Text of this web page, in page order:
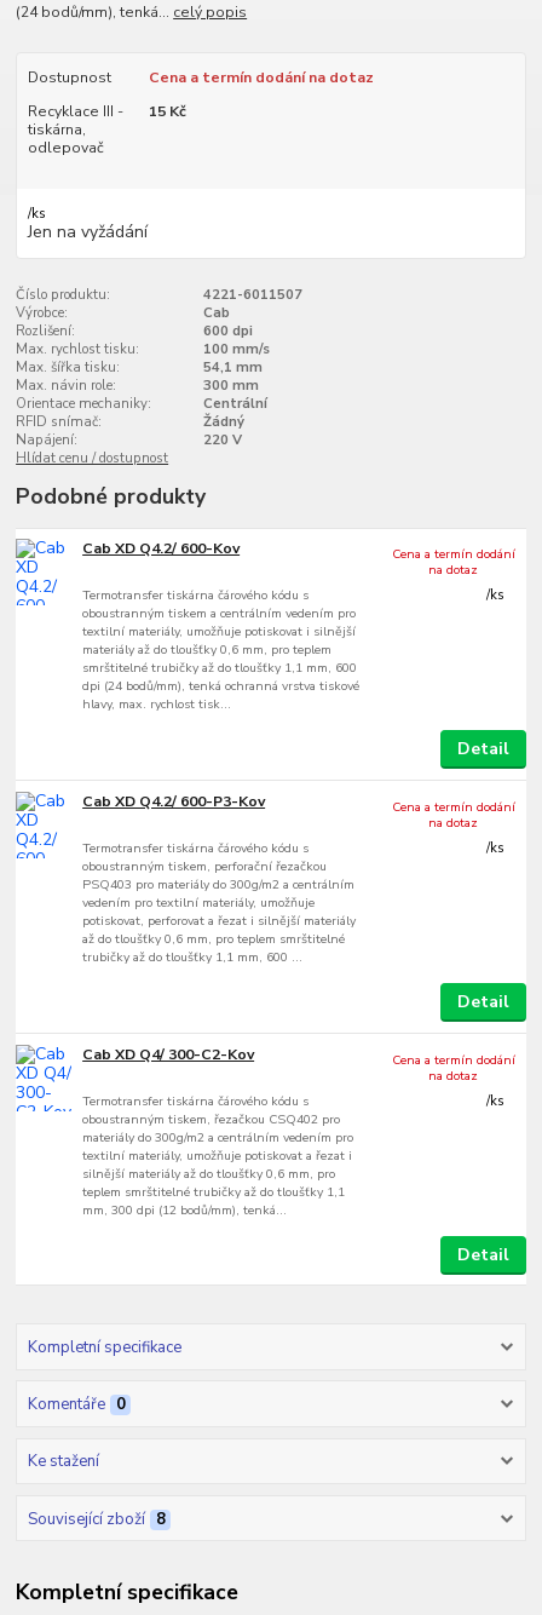
(24 bodů/mm), tenká... celý popis
Dostupnost
Cena a termín dodání na dotaz
Recyklace III -
tiskárna,
odlepovač
15 Kč
/ks
Jen na vyžádání
Číslo produktu:
4221-6011507
Výrobce:
Cab
Rozlišení:
600 dpi
Max. rychlost tisku:
100 mm/s
Max. šířka tisku:
54,1 mm
Max. návin role:
300 mm
Orientace mechaniky:
Centrální
RFID snímač:
Žádný
Napájení:
220 V
Hlídat cenu / dostupnost
Podobné produkty
Cab XD Q4.2/ 600-Kov
Termotransfer tiskárna čárového kódu s
oboustranným tiskem a centrálním vedením pro
textilní materiály, umožňuje potiskovat i silnější
materiály až do tloušťky 0,6 mm, pro teplem
smrštitelné trubičky až do tloušťky 1,1 mm, 600
dpi (24 bodů/mm), tenká ochranná vrstva tiskové
hlavy, max. rychlost tisk...
/ks
Cena a termín dodání
na dotaz
Detail
Cab XD Q4.2/ 600-P3-Kov
Termotransfer tiskárna čárového kódu s
oboustranným tiskem, perforační řezačkou
PSQ403 pro materiály do 300g/m2 a centrálním
vedením pro textilní materiály, umožňuje
potiskovat, perforovat a řezat i silnější materiály
až do tloušťky 0,6 mm, pro teplem smrštitelné
trubičky až do tloušťky 1,1 mm, 600 ...
/ks
Cena a termín dodání
na dotaz
Detail
Cab XD Q4/ 300-C2-Kov
Termotransfer tiskárna čárového kódu s
oboustranným tiskem, řezačkou CSQ402 pro
materiály do 300g/m2 a centrálním vedením pro
textilní materiály, umožňuje potiskovat a řezat i
silnější materiály až do tloušťky 0,6 mm, pro
teplem smrštitelné trubičky až do tloušťky 1,1
mm, 300 dpi (12 bodů/mm), tenká...
/ks
Cena a termín dodání
na dotaz
Detail
Kompletní specifikace
Komentáře 0
Ke stažení
Související zboží 8
Kompletní specifikace